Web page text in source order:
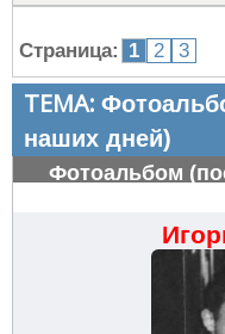
Страница: 1 2 3
ТЕМА:
наших дней)
Фотоальбом